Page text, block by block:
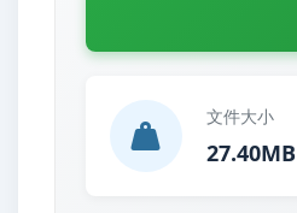
文件大小
27.40MB